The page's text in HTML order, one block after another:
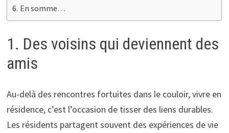
En somme…
1. Des voisins qui deviennent des
amis
Au-delà des rencontres fortuites dans le couloir, vivre en
résidence, c’est l’occasion de tisser des liens durables.
Les résidents partagent souvent des expériences de vie